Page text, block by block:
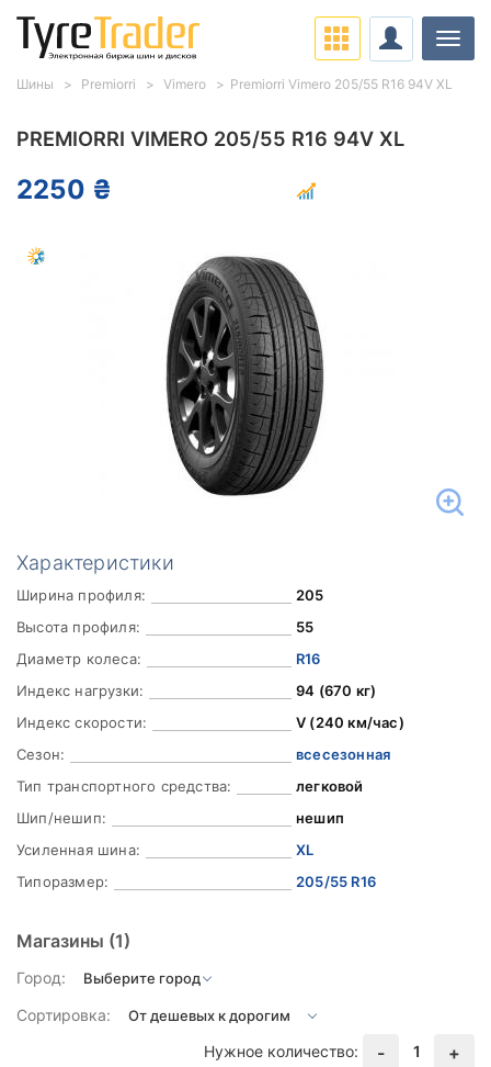
PREMIORRI VIMERO 205/55 R16 94V XL
2250 ₴
Характеристики
Ширина профиля:
205
Высота профиля:
55
Диаметр колеса:
R16
Индекс нагрузки:
94 (670 кг)
Индекс скорости:
V (240 км/час)
Сезон:
всесезонная
Тип транспортного средства:
легковой
Шип/нешип:
нешип
Усиленная шина:
XL
Типоразмер:
205/55 R16
Магазины (1)
Город:
Сортировка:
Нужное количество:
- 1 +
Шины Premiorri Vimero Premiorri Vimero 205/55 R16 94V XL